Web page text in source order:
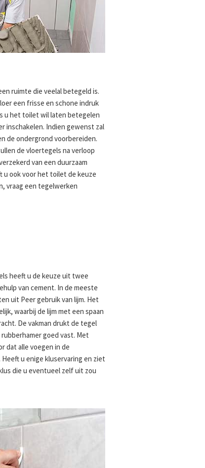
ruimte die veelal betegeld is.
een frisse en schone indruk
u het toilet wil laten betegelen
inschakelen. Indien gewenst zal
de ondergrond voorbereiden.
de vloertegels na verloop
van een duurzaam
u ook voor het toilet de keuze
vraag een tegelwerken
heeft u de keuze uit twee
van cement. In de meeste
uit Peer gebruik van lijm. Het
waarbij de lijm met een spaan
De vakman drukt de tegel
goed vast. Met
dat alle voegen in de
u enige kluservaring en ziet
die u eventueel zelf uit zou